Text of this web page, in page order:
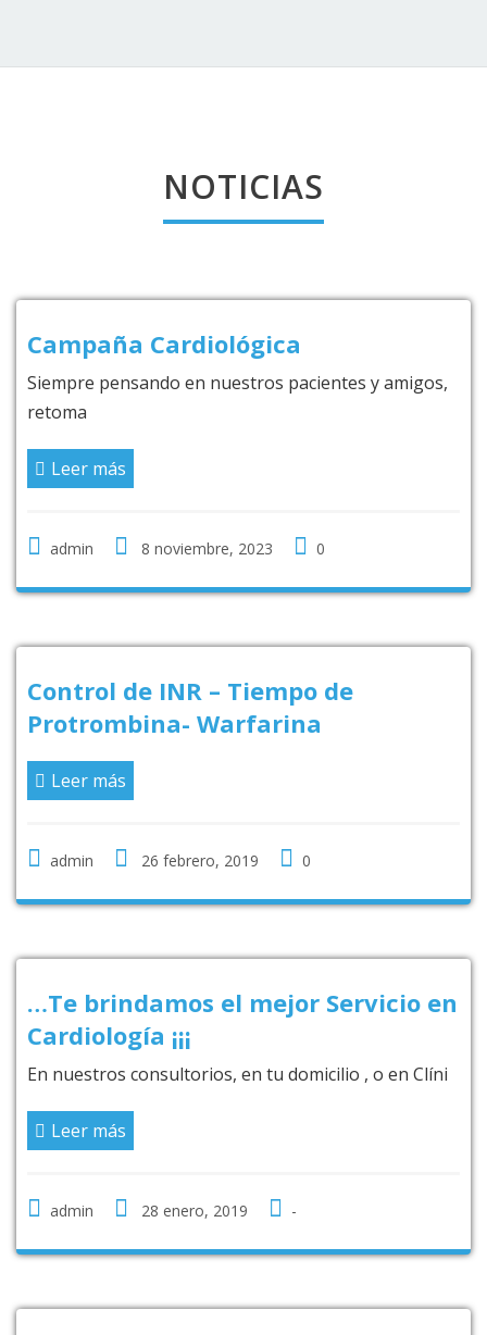
NOTICIAS
Campaña Cardiológica
Siempre pensando en nuestros pacientes y amigos,
retoma
Leer más
admin 8 noviembre, 2023 0
Control de INR – Tiempo de
Protrombina- Warfarina
Leer más
admin 26 febrero, 2019 0
…Te brindamos el mejor Servicio en
Cardiología ¡¡¡
En nuestros consultorios, en tu domicilio , o en Clíni
Leer más
admin 28 enero, 2019 -